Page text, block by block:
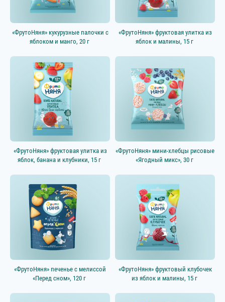
«ФрутоНяня» кукурузные палочки с
яблоком и манго, 20 г
«ФрутоНяня» фруктовая улитка из
яблок и малины, 15 г
«ФрутоНяня» фруктовая улитка из
яблок, банана и клубники, 15 г
«ФрутоНяня» мини-хлебцы рисовые
«Ягодный микс», 30 г
«ФрутоНяня» печенье с мелиссой
«Перед сном», 120 г
«ФрутоНяня» фруктовый клубочек
из яблок и малины, 15 г